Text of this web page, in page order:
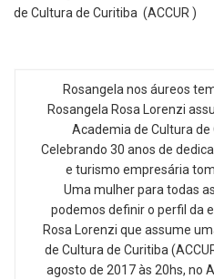
Rosangela nos áureos
Rosangela Rosa Lorenzi
Academia de Cultura de
Celebrando 30 anos de
e turismo empresária
Uma mulher para todas
podemos definir o perfil da
Rosa Lorenzi que assume
de Cultura de Curitiba
agosto de 2017 às 20hs, no